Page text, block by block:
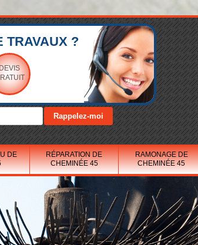
TRAVAUX ?
DEVIS
DE
RÉPARATION DE
CHEMINÉE 45
RAMONAGE DE
CHEMINÉE 45